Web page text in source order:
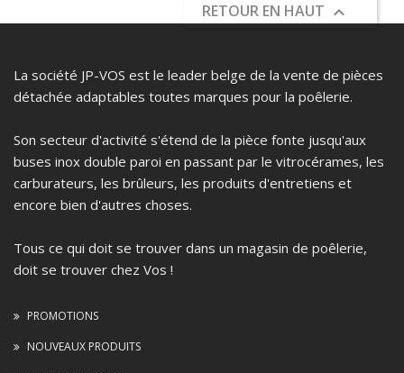
RETOUR EN HAUT 
La société JP-VOS est le leader belge de la vente de pièces
détachée adaptables toutes marques pour la poêlerie.
Son secteur d'activité s'étend de la pièce fonte jusqu'aux
buses inox double paroi en passant par le vitrocérames, les
carburateurs, les brûleurs, les produits d'entretiens et
encore bien d'autres choses.
Tous ce qui doit se trouver dans un magasin de poêlerie,
doit se trouver chez Vos !
PROMOTIONS
NOUVEAUX PRODUITS